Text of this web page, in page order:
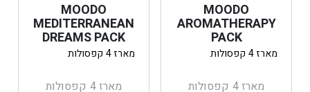
MOODO
AROMATHERAPY
PACK
מארז 4 קפסולות
מארז 4 קפסולות
MOODO
MEDITERRANEAN
DREAMS PACK
מארז 4 קפסולות
מארז 4 קפסולות